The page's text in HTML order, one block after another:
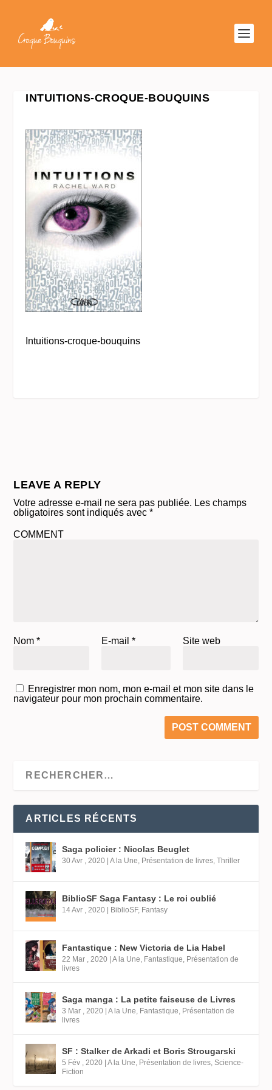
INTUITIONS-CROQUE-BOUQUINS
Intuitions-croque-bouquins
LEAVE A REPLY
Votre adresse e-mail ne sera pas publiée. Les champs
obligatoires sont indiqués avec*
COMMENT
Nom* E-mail * Site web
Enregistrer mon nom, mon e-mail et mon site dans le
navigateur pour mon prochain commentaire.
ARTICLES RÉCENTS
Saga policier : Nicolas Beuglet
30 Avr , 2020 |A la Une Présentation de livres ,Thriller
BiblioSF Saga Fantasy : Le roi oublié
14 Avr , 2020 | BiblioSF, Fantasy
Fantastique : New Victoria de Lia Habel
22 Mar , 2020 |A la Une Fantastique Présentation de
livres
Saga manga : La petite faiseuse de Livres
3 Mar , 2020 |A la Une Fantastique Présentation de
livres
SF : Stalker de Arkadi et Boris Strougarski
5 Fév , 2020 |A la Une Présentation de livres ,Science-
Fiction